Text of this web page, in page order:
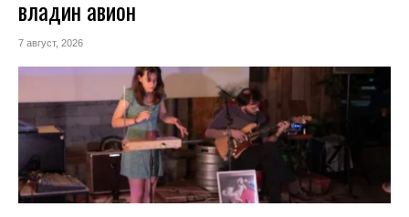
владин авион
7 август, 2026